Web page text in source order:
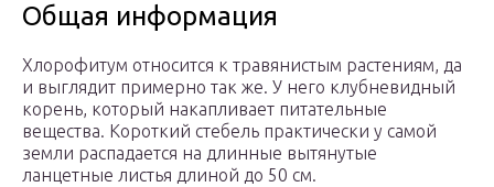
Общая информация
Хлорофитум относится к травянистым растениям, да
и выглядит примерно так же. У него клубневидный
корень, который накапливает питательные
вещества. Короткий стебель практически у самой
земли распадается на длинные вытянутые
ланцетные листья длиной до 50 см.